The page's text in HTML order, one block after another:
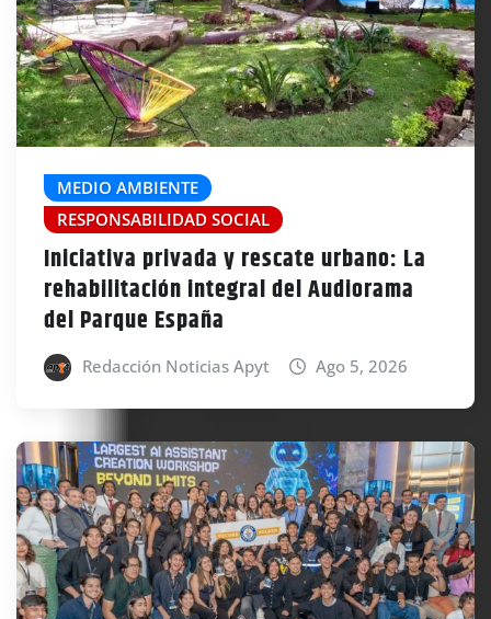
MEDIO AMBIENTE
RESPONSABILIDAD SOCIAL
Iniciativa privada y rescate urbano: La
rehabilitación integral del Audiorama
del Parque España
Redacción Noticias Apyt Ago 5, 2026